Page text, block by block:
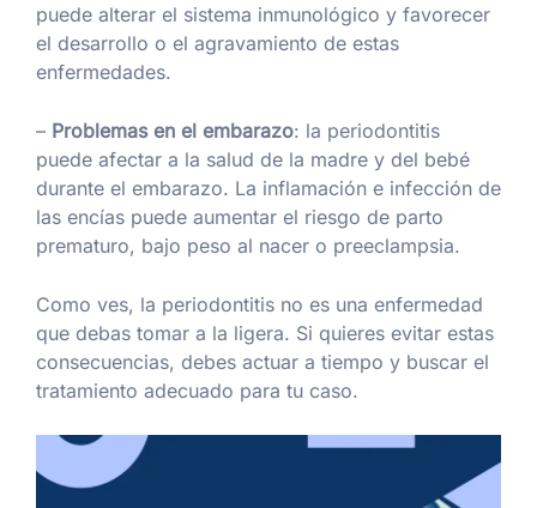
puede alterar el sistema inmunológico y favorecer
el desarrollo o el agravamiento de estas
enfermedades.
– Problemas en el embarazo: la periodontitis
puede afectar a la salud de la madre y del bebé
durante el embarazo. La inflamación e infección de
las encías puede aumentar el riesgo de parto
prematuro, bajo peso al nacer o preeclampsia.
Como ves, la periodontitis no es una enfermedad
que debas tomar a la ligera. Si quieres evitar estas
consecuencias, debes actuar a tiempo y buscar el
tratamiento adecuado para tu caso.